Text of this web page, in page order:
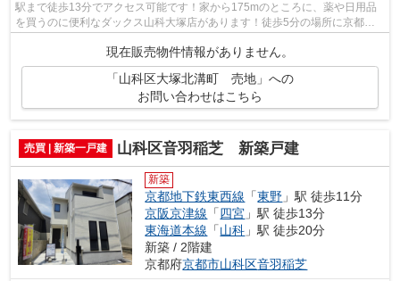
駅まで徒歩13分でアクセス可能です！家から175mのところに、薬や日用品
を買うのに便利なダックス山科大塚店があります！徒歩5分の場所に京都市
現在販売物件情報がありません。
「山科区大塚北溝町 売地」への
お問い合わせはこちら
売買 | 新築一戸建 山科区音羽稲芝 新築戸建
新築
京都地下鉄東西線 「東野 」駅 徒歩11分
京阪京津線 「四宮 」駅 徒歩13分
東海道本線 「山科 」駅 徒歩20分
新築 / 2階建
京都府京都市山科区音羽稲芝